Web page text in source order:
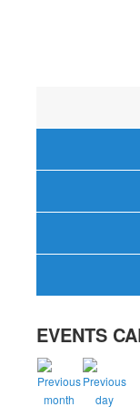
EVENTS